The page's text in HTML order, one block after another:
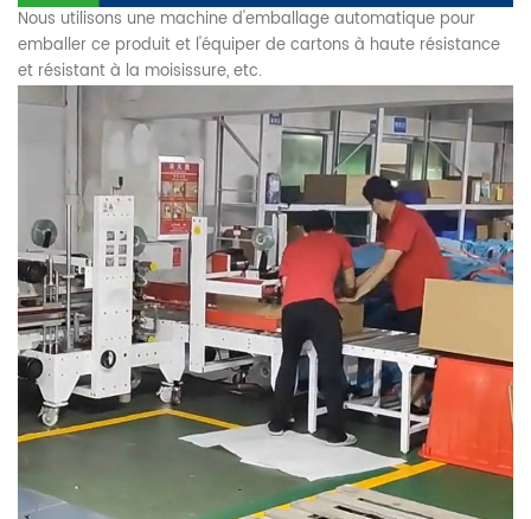
Nous utilisons une machine d'emballage automatique pour
emballer ce produit et l'équiper de cartons à haute résistance
et résistant à la moisissure, etc.